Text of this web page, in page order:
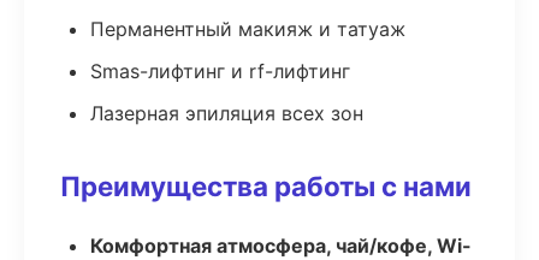
Перманентный макияж и татуаж
Smas-лифтинг и rf-лифтинг
Лазерная эпиляция всех зон
Преимущества работы с нами
Комфортная атмосфера, чай/кофе, Wi-